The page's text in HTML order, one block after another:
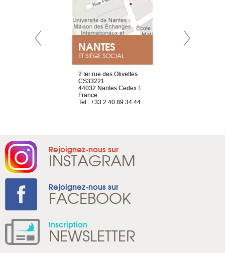
NANTES
ET SIÈGE SOCIAL
2 ter rue des Olivettes
CS33221
44032 Nantes Cedex 1
France
Tel : +33 2 40 89 34 44
Rejoignez-nous sur
INSTAGRAM
Rejoignez-nous sur
FACEBOOK
Inscription
NEWSLETTER